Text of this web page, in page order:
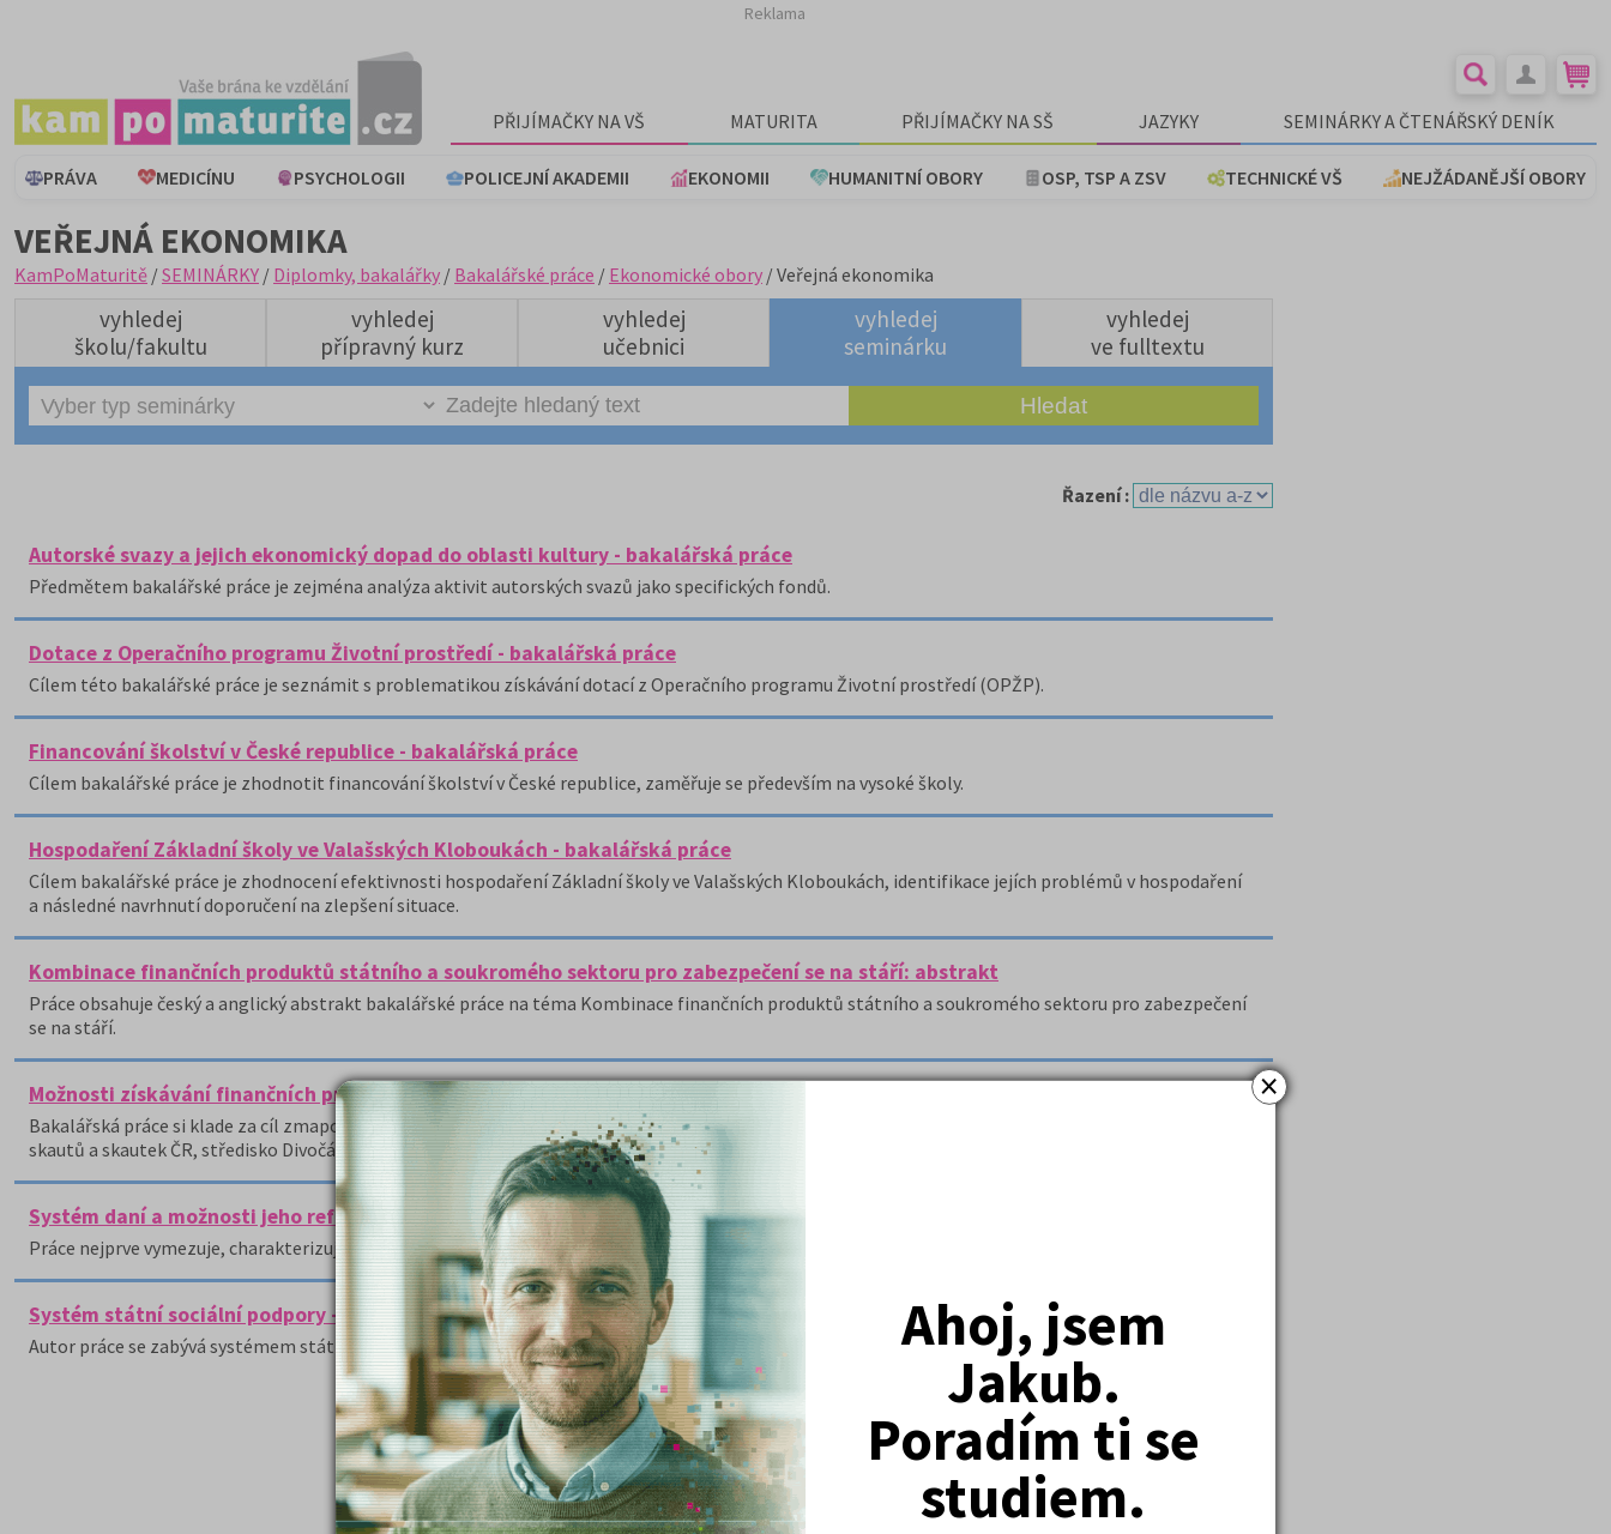
×
Ahoj, jsem
Jakub.
Poradím ti se
studiem.
Reklama
PŘIJÍMAČKY NA VŠ MATURITA PŘIJÍMAČKY NA SŠ JAZYKY SEMINÁRKY A ČTENÁŘSKÝ DENÍK
PRÁVA MEDICÍNU PSYCHOLOGII POLICEJNÍ AKADEMII EKONOMII HUMANITNÍ OBORY OSP, TSP A ZSV TECHNICKÉ VŠ NEJŽÁDANĚJŠÍ OBORY
VEŘEJNÁ EKONOMIKA
KamPoMaturitě /SEMINÁRKY / Diplomky, bakalářky / Bakalářské práce / Ekonomické obory / Veřejná ekonomika
vyhledej
školu/fakultu
vyhledej
přípravný kurz
vyhledej
učebnici
vyhledej
seminárku
vyhledej
ve fulltextu
Řazení :
Autorské svazy a jejich ekonomický dopad do oblasti kultury - bakalářská práce
Předmětem bakalářské práce je zejména analýza aktivit autorských svazů jako specifických fondů.
Dotace z Operačního programu Životní prostředí - bakalářská práce
Cílem této bakalářské práce je seznámit s problematikou získávání dotací z Operačního programu Životní prostředí (OPŽP).
Financování školství v České republice - bakalářská práce
Cílem bakalářské práce je zhodnotit financování školství v České republice, zaměřuje se především na vysoké školy.
Hospodaření Základní školy ve Valašských Kloboukách - bakalářská práce
Cílem bakalářské práce je zhodnocení efektivnosti hospodaření Základní školy ve Valašských Kloboukách, identifikace jejích problémů v hospodaření
a následné navrhnutí doporučení na zlepšení situace.
Kombinace finančních produktů státního a soukromého sektoru pro zabezpečení se na stáří: abstrakt
Práce obsahuje český a anglický abstrakt bakalářské práce na téma Kombinace finančních produktů státního a soukromého sektoru pro zabezpečení
se na stáří.
Možnosti získávání finančních prostředků vybrané nestátní neziskové organizace - bakalářská práce
Bakalářská práce si klade za cíl zmapovat možnosti získání a využití finančních prostředků pro účely nestátní neziskové organizace Junák – svaz
skautů a skautek ČR, středisko Divočáci Jihlava.
Systém daní a možnosti jeho reformy - bakalářská práce
Práce nejprve vymezuje, charakterizuje daně a popisuje historický vývoj daňových teorií.
Systém státní sociální podpory - rodičovský příspěvek
Autor práce se zabývá systémem státní sociální podpory se zaměřením na rodičovský příspěvek.
( celkem nalezeno položek: